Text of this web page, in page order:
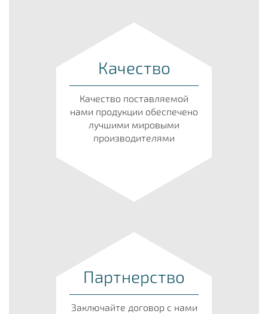
Качество
Качество поставляемой
нами продукции обеспечено
лучшими мировыми
производителями
Партнерство
Заключайте договор с нами